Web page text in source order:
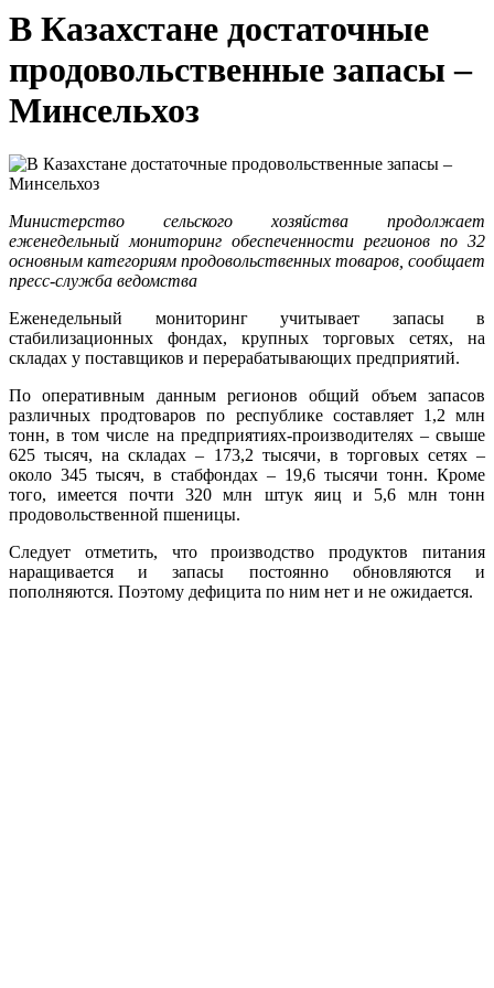
В Казахстане достаточные
продовольственные запасы –
Минсельхоз
Министерство сельского хозяйства продолжает
еженедельныймониторинг обеспеченности регионов по 32
основным категориям продовольственных товаров, сообщает
пресс-служба ведомства
Еженедельный мониторинг учитывает запасы в
стабилизационных фондах, крупных торговых сетях, на
складах у поставщиков и перерабатывающих предприятий.
По оперативным данным регионов общий объем запасов
различных продтоваров по республике составляет 1,2 млн
тонн, в том числе на предприятиях-производителях – свыше
625 тысяч, на складах – 173,2 тысячи, в торговых сетях –
около 345 тысяч, в стабфондах – 19,6 тысячи тонн. Кроме
того, имеется почти 320 млн штук яиц и 5,6 млн тонн
продовольственной пшеницы.
Следует отметить, что производство продуктов питания
наращивается и запасы постоянно обновляются и
пополняются. Поэтому дефицита по ним нет и не ожидается.